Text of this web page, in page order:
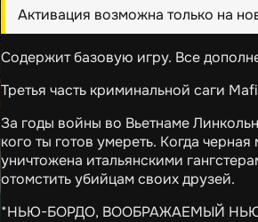
Активация возможна только на
Содержит базовую игру. Все
Третья часть криминальной саги
За годы войны во Вьетнаме
кого ты готов умереть. Когда
уничтожена итальянскими
отомстить убийцам своих друзей.
*НЬЮ-БОРДО, ВООБРАЖАЕМЫЙ НЬЮ-